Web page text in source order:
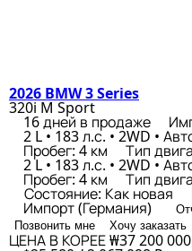
2026 BMW 3 Series
320i M Sport
16 дней в продаже
2 L • 183 л.с. • 2WD •
Пробег: 4 км Тип
2 L • 183 л.с. • 2WD •
Пробег: 4 км Тип
Состояние: Как новая
Импорт (Германия)
Позвонить мне
Хочу заказать
ЦЕНА В КОРЕЕ₩37 200 000